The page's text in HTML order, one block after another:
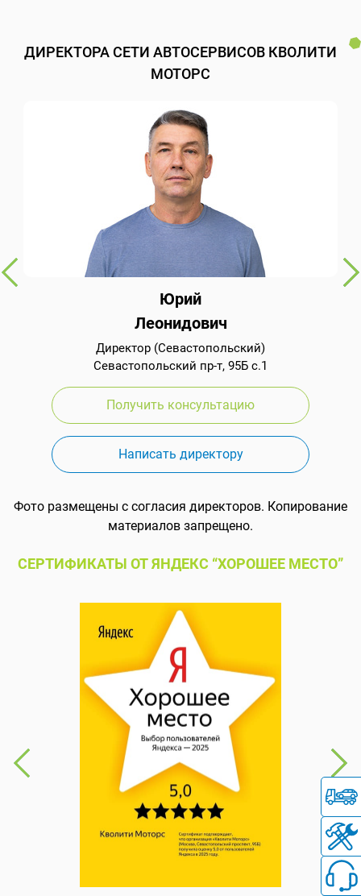
ДИРЕКТОРА СЕТИ АВТОСЕРВИСОВ КВОЛИТИ
МОТОРС
Юрий
Леонидович
Директор (Севастопольский)
Севастопольский пр-т, 95Б с.1
Получить консультацию
Написать директору
Фото размещены с согласия директоров. Копирование
материалов запрещено.
СЕРТИФИКАТЫ ОТ ЯНДЕКС “ХОРОШЕЕ МЕСТО”